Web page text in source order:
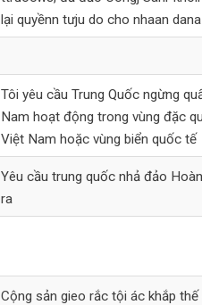
lại quyềnn tưju do cho nhaan dana
Tôi yêu cầu Trung Quốc ngừng
Nam hoạt động trong vùng đặc
Việt Nam hoặc vùng biển quốc tế
Yêu cầu trung quốc nhả đảo
ra
Cộng sản gieo rắc tội ác khắp